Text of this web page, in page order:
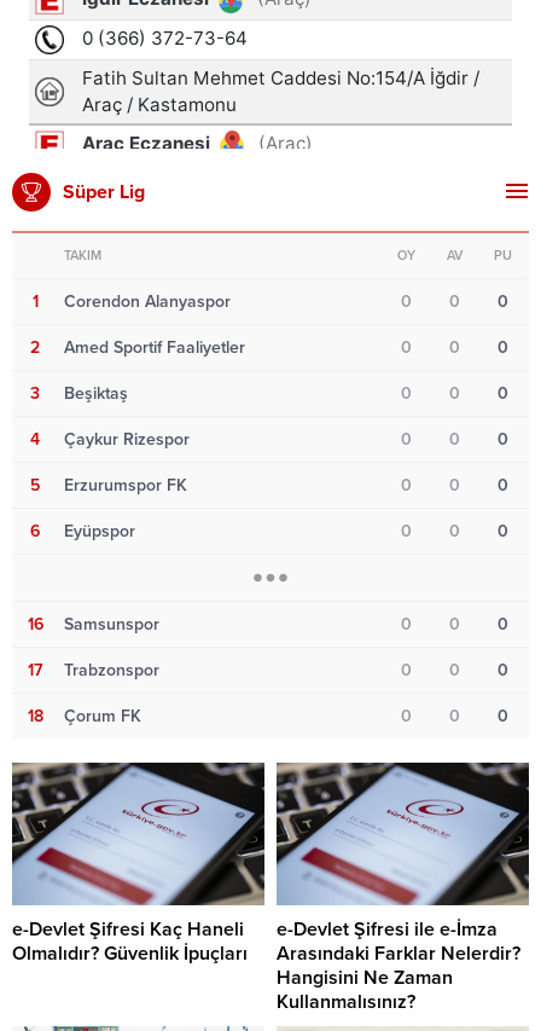
Süper Lig
TAKIM OY AV PU
1 Corendon Alanyaspor 0 0 0
2 Amed Sportif Faaliyetler 0 0 0
3 Beşiktaş 0 0 0
4 Çaykur Rizespor 0 0 0
5 Erzurumspor FK 0 0 0
6 Eyüpspor 0 0 0
16 Samsunspor 0 0 0
17 Trabzonspor 0 0 0
18 Çorum FK 0 0 0
e-Devlet Şifresi Kaç Haneli
Olmalıdır? Güvenlik İpuçları
e-Devlet Şifresi ile e-İmza
Arasındaki Farklar Nelerdir?
Hangisini Ne Zaman
Kullanmalısınız?